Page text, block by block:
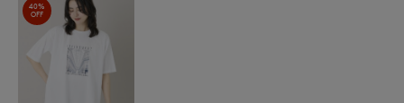
40%
OFF